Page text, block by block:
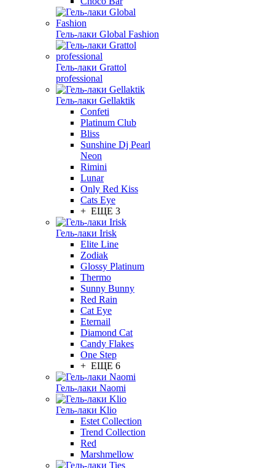
Гель-лаки Global Fashion
Гель-лаки Grattol
professional
Гель-лаки Gellaktik
Confeti
Platinum Club
Bliss
Sunshine Dj Pearl
Neon
Rimini
Lunar
Only Red Kiss
Cats Eye
+ ЕЩЕ 3
Гель-лаки Irisk
Elite Line
Zodiak
Glossy Platinum
Thermo
Sunny Bunny
Red Rain
Cat Eye
Eternail
Diamond Cat
Candy Flakes
One Step
+ ЕЩЕ 6
Гель-лаки Naomi
Гель-лаки Klio
Estet Collection
Trend Collection
Red
Marshmellow